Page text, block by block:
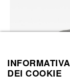
DEI COOKIE